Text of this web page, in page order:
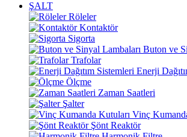
ŞALT
Röleler
Kontaktör
Sigorta
Buton ve
Trafolar
Enerji
Ölçme
Zaman Saatleri
Şalter
Vinç
Şönt Reaktör